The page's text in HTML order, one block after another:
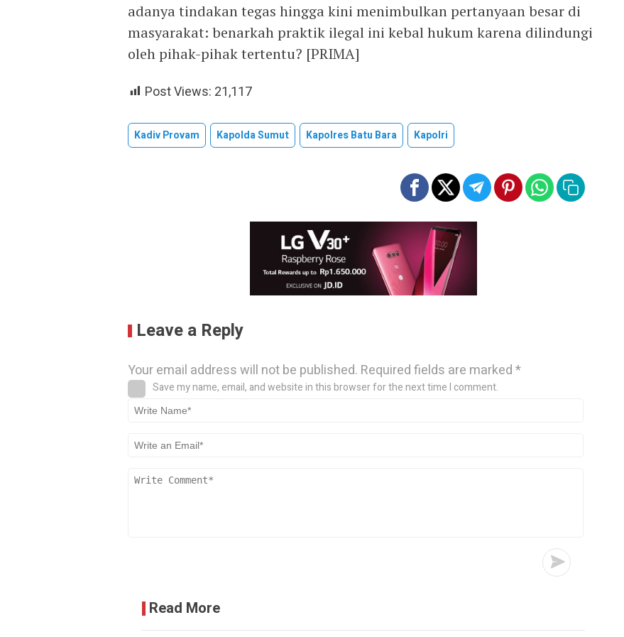
adanya tindakan tegas hingga kini menimbulkan pertanyaan besar di
masyarakat: benarkah praktik ilegal ini kebal hukum karena dilindungi
oleh pihak-pihak tertentu? [PRIMA]
Post Views: 21,117
Kadiv Provam Kapolda Sumut Kapolres Batu Bara Kapolri
Leave a Reply
Your email address will not be published. Required fields are marked*
Save my name, email, and website in this browser for the next time I comment.
Read More